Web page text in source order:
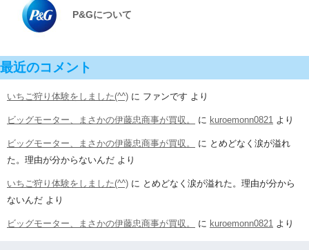
P&Gについて
最近のコメント
いちご狩り体験をしました(^^) に ファンです より
ビッグモーター、まさかの伊藤忠商事が買収。 に kuroemonn0821 より
ビッグモーター、まさかの伊藤忠商事が買収。 に とめどなく涙が溢れ
た。理由が分からないんだ より
いちご狩り体験をしました(^^) に とめどなく涙が溢れた。理由が分から
ないんだ より
ビッグモーター、まさかの伊藤忠商事が買収。 に kuroemonn0821 より